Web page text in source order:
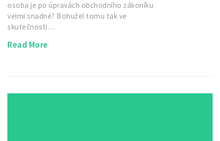
osoba je po úpravách obchodního zákoníku
velmi snadné? Bohužel tomu tak ve
skutečnosti…
Read More